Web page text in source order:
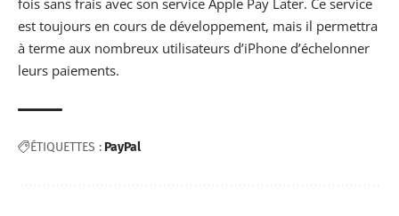
fois sans frais avec son service Apple Pay Later. Ce service
est toujours en cours de développement, mais il permettra
à terme aux nombreux utilisateurs d’iPhone d’échelonner
leurs paiements.
ÉTIQUETTES : PayPal